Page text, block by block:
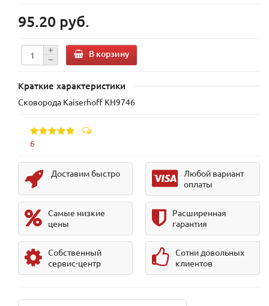
95.20 руб.
В корзину
Краткие характеристики
Сковорода Kaiserhoff KH9746
6
Доставим быстро
Любой вариант
оплаты
Самые низкие
цены
Расширенная
гарантия
Собственный
сервис-центр
Сотни довольных
клиентов